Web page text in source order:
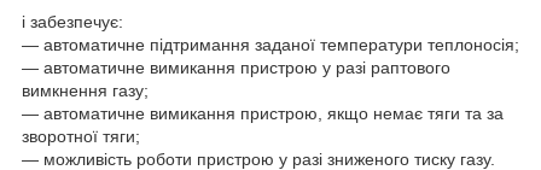
і забезпечує:
— автоматичне підтримання заданої температури теплоносія;
— автоматичне вимикання пристрою у разі раптового
вимкнення газу;
— автоматичне вимикання пристрою, якщо немає тяги та за
зворотної тяги;
— можливість роботи пристрою у разі зниженого тиску газу.